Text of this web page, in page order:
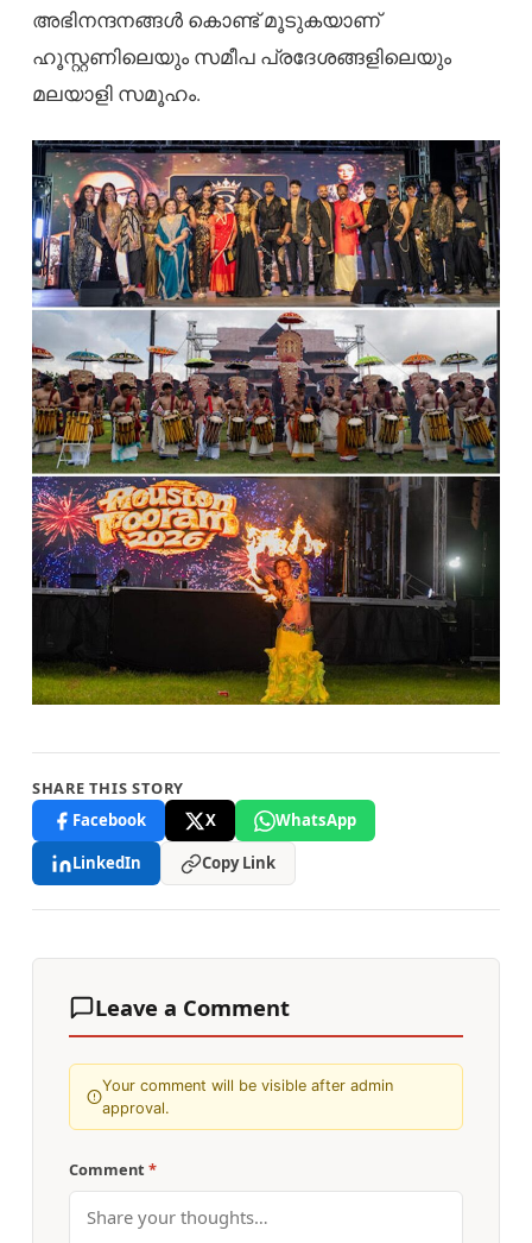
അഭിനന്ദനങ്ങൾ കൊണ്ട് മൂടുകയാണ്
ഹൂസ്റ്റണിലെയും സമീപ പ്രദേശങ്ങളിലെയും
മലയാളി സമൂഹം.
SHARE THIS STORY
Facebook
X
WhatsApp
LinkedIn
Copy Link
Leave a Comment
Your comment will be visible after admin
approval.
Comment *